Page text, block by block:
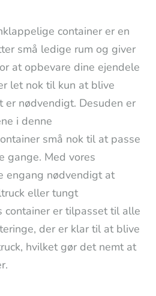
container er en
små ledige rum og giver
at opbevare dine ejendele
let nok til kun at blive
er nødvendigt. Desuden er
i denne
små nok til at passe
gange. Med vores
engang nødvendigt at
eller tungt
container er tilpasset til alle
der er klar til at blive
hvilket gør det nemt at